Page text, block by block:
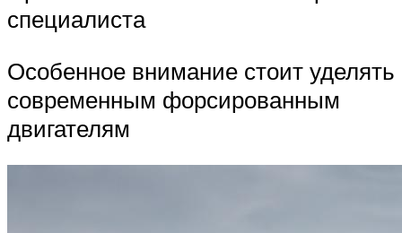
специалиста
Особенное внимание стоит уделять
современным форсированным
двигателям